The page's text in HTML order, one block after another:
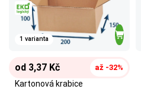
1 varianta
od 3,37 Kč až -32%
Kartonová krabice